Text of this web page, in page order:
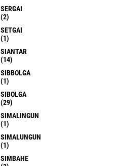
SERGAI
(2)
SETGAI
(1)
SIANTAR
(14)
SIBBOLGA
(1)
SIBOLGA
(29)
SIMALINGUN
(1)
SIMALUNGUN
(1)
SIMBAHE